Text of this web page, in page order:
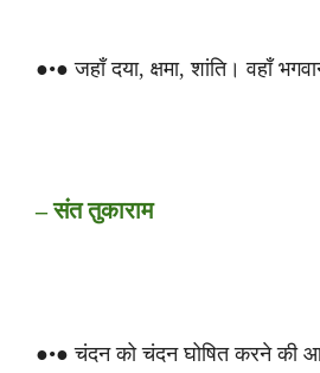
●•● जहाँ दया, क्षमा, शांति। वहाँ
– संत तुकाराम
●•● चंदन को चंदन घोषित करने की